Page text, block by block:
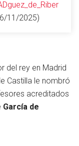
11/2025)
del rey en Madrid
Castilla le nombró
acreditados
García de